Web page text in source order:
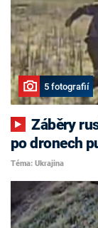
5 fotografií
Záběry ruské zoufalosti: Okupanti házeli
po dronech
Téma: Ukrajina